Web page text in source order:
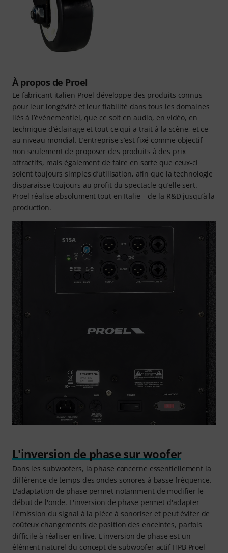
À propos de Proel
Le fabricant italien Proel développe des produits connus
pour leur longévité et leur fiabilité dans tous les domaines
liés à l’événementiel, que ce soit en audio, en vidéo, en
technique d’éclairage et tout ce qui a trait à la scène, et ce
au niveau mondial. L’entreprise s’est fixé comme objectif
non seulement de proposer des produits à des prix
attractifs, mais également de faire en sorte que ceux-ci
soient toujours simples d’utilisation, afin que la technologie
disparaisse toujours au profit du spectacle qu’elle sert.
Proel réalise absolument tout en Italie – de la R&D jusqu’à la
production.
L'inversion de phase sur woofer
Dans les subwoofers, la phase concerne essentiellement la
différence de temps des ondes sonores à basse fréquence.
L'adaptation de phase permet notamment de modifier le
début de l'onde. L'inversion de phase permet d'adapter
l'émission du signal à la pièce à sonoriser et peut éviter de
coûteux changements de position des enceintes, parfois
difficile à réaliser en live. L'inversion de phase est un
élément naturel du concept de subwoofer actif HPB Proel